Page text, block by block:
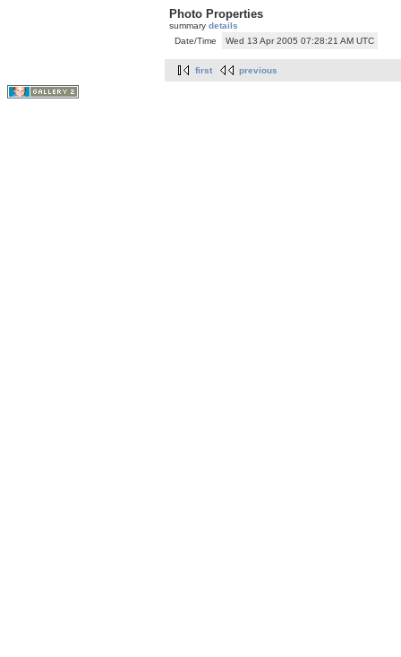
Photo Properties
summary details
Date/Time
Wed 13 Apr 2005 07:28:21 AM UTC
first previous